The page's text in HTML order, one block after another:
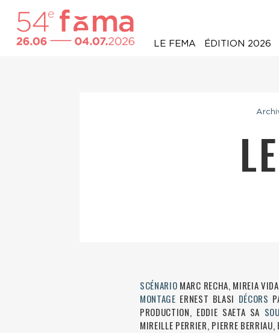
LE FEMA ÉDITION 2026
SCÉNARIO MARC RECHA, MIREIA
MONTAGE ERNEST BLASI DÉCORS
PRODUCTION, EDDIE SAETA SA
MIREILLE PERRIER, PIERRE BERRIAU,